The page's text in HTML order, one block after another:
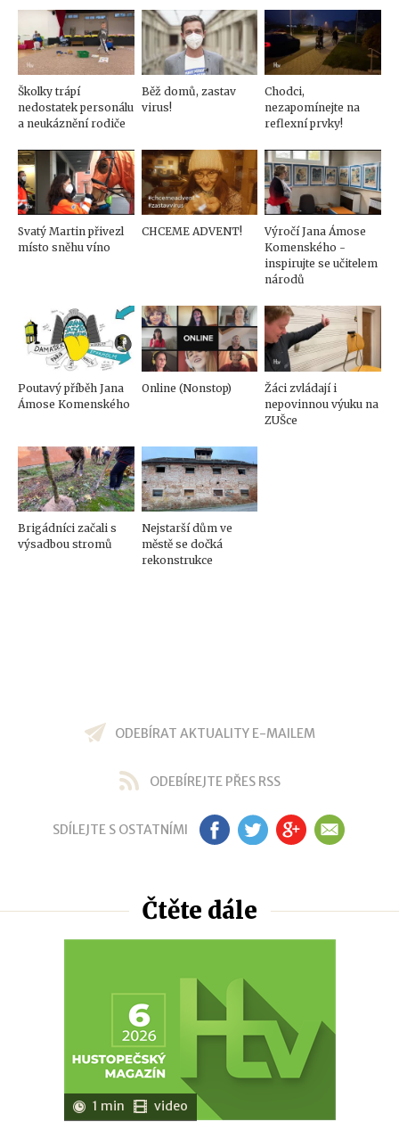
Školky trápí
nedostatek personálu
a neukáznění rodiče
Běž domů, zastav
virus!
Chodci,
nezapomínejte na
reflexní prvky!
Svatý Martin přivezl
místo sněhu víno
CHCEME ADVENT!
Výročí Jana Ámose
Komenského -
inspirujte se učitelem
národů
Poutavý příběh Jana
Ámose Komenského
Online (Nonstop)
Žáci zvládají i
nepovinnou výuku na
ZUŠce
Brigádníci začali s
výsadbou stromů
Nejstarší dům ve
městě se dočká
rekonstrukce
ODEBÍRAT AKTUALITY E-MAILEM
ODEBÍREJTE PŘES RSS
SDÍLEJTE S OSTATNÍMI FB TW GP EM
Čtěte dále
1 min video